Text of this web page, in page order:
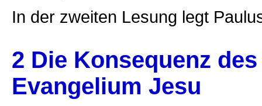
In der zweiten Lesung legt
2 Die Konsequenz
Evangelium Jesu